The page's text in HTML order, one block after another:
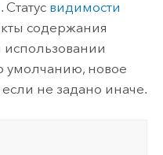
. Статус видимости
содержания
использовании
умолчанию, новое
не задано иначе.